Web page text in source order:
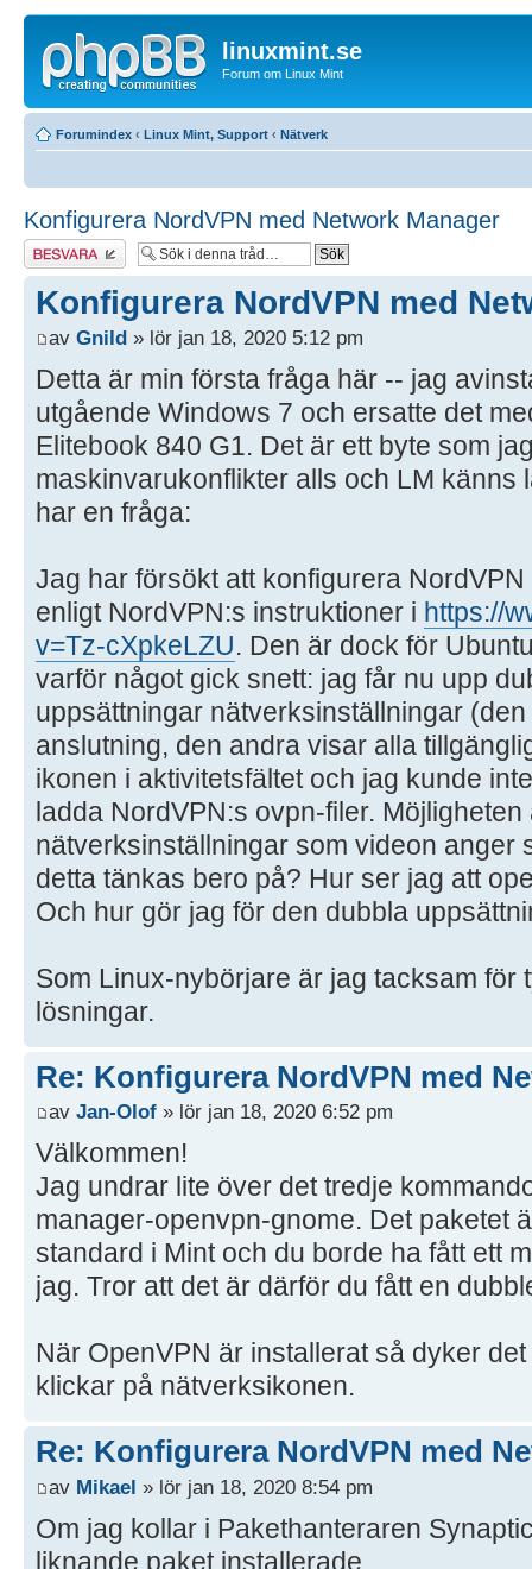
linuxmint.se
Forum om Linux Mint
Forumindex ‹ Linux Mint, Support ‹ Nätverk
Konfigurera NordVPN med Network Manager
Besvara
Konfigurera NordVPN med
av Gnild » lör jan 18, 2020 5:12 pm
Detta är min första fråga här -- jag
utgående Windows 7 och ersatte det
Elitebook 840 G1. Det är ett byte som
maskinvarukonflikter alls och LM känns
har en fråga:
Jag har försökt att konfigurera
enligt NordVPN:s instruktioner i https://
v=Tz-cXpkeLZU. Den är dock för
varför något gick snett: jag får nu upp
uppsättningar nätverksinställningar
anslutning, den andra visar alla
ikonen i aktivitetsfältet och jag kunde
ladda NordVPN:s ovpn-filer. Möjligheten
nätverksinställningar som videon anger
detta tänkas bero på? Hur ser jag att
Och hur gör jag för den dubbla
Som Linux-nybörjare är jag tacksam för
lösningar.
Re: Konfigurera NordVPN med
av Jan-Olof » lör jan 18, 2020 6:52 pm
Välkommen!
Jag undrar lite över det tredje
manager-openvpn-gnome. Det paketet
standard i Mint och du borde ha fått ett
jag. Tror att det är därför du fått en
När OpenVPN är installerat så dyker
klickar på nätverksikonen.
Re: Konfigurera NordVPN med
av Mikael » lör jan 18, 2020 8:54 pm
Om jag kollar i Pakethanteraren
liknande paket installerade.